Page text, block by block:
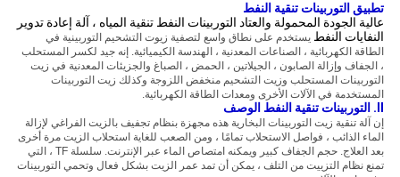
تطبيق التوربينات تنقية النفط
عالية الجودة المحمولة والعتاد التوربينات النفط تنقية المياه ، آلة إعادة تدوير
النفايات النفط يستخدم على نطاق واسع لتصفية زيوت التشحيم التوربينية في
الطاقة الكهربائية ، الصناعات المعدنية ، الهندسة الكيميائية. إنه جيد لكسر المستحلب
، الجفاف وإزالة الصابون ، الجيلاتين ، الحمض ، الصباغ والجزيئات المعدنية في زيت
التوربينات المستحلب وزيت التشحيم منخفض اللزوجة وكذلك زيت التوربينات
المستخدمة في الآلات الأخرى ومعدات الطاقة الكهربائية.
التوربينات تنقية النفط الوصف
إن آلة تنقية زيت التوربينات البخارية هذه مجهزة بنظام تجفيف بالزيت الفراغي لإزالة
الماء الذائب ، فواصل الاستحلاب تمامًا ، ومن الصعب للغاية استحلاب الزيت مرة أخرى
بعد العلاج. حجم الجفاف كبير ويمكنه امتصاص الماء عبر الإنترنت.
سلسلة TF ، التي
تمنع نظام التزييت من التلف ، يمكن أن تمد عمر الزيت بشكل فعال وتحمي التوربينات